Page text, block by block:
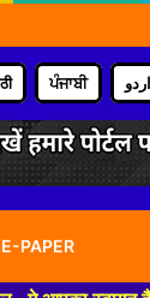
ਪੰਜਾਬੀ اردو
E-PAPER